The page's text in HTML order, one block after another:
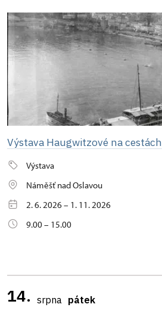
Výstava Haugwitzové na cestách
Výstava
Náměšť nad Oslavou
2. 6. 2026 – 1. 11. 2026
9.00 – 15.00
14. srpna pátek